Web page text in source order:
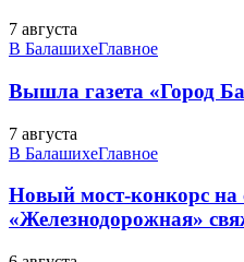
7 августа
В БалашихеГлавное
Вышла газета «Город
7 августа
В БалашихеГлавное
Новый мост-конкорс на
«Железнодорожная»